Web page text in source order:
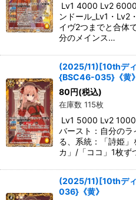
Lv1 4000 Lv2
ンドール_Lv1・Lv2
イヴ2つまでと合体
分のメインス…
(2025/11)[10thディ
{BSC46-035}《黄》
80 円(税込)
在庫数 115枚
Lv1 5000 Lv2
バースト：自分のラ
る、系統：「詩姫
カ」/「ココ」1枚
(2025/11)[10thデ
036}《黄》